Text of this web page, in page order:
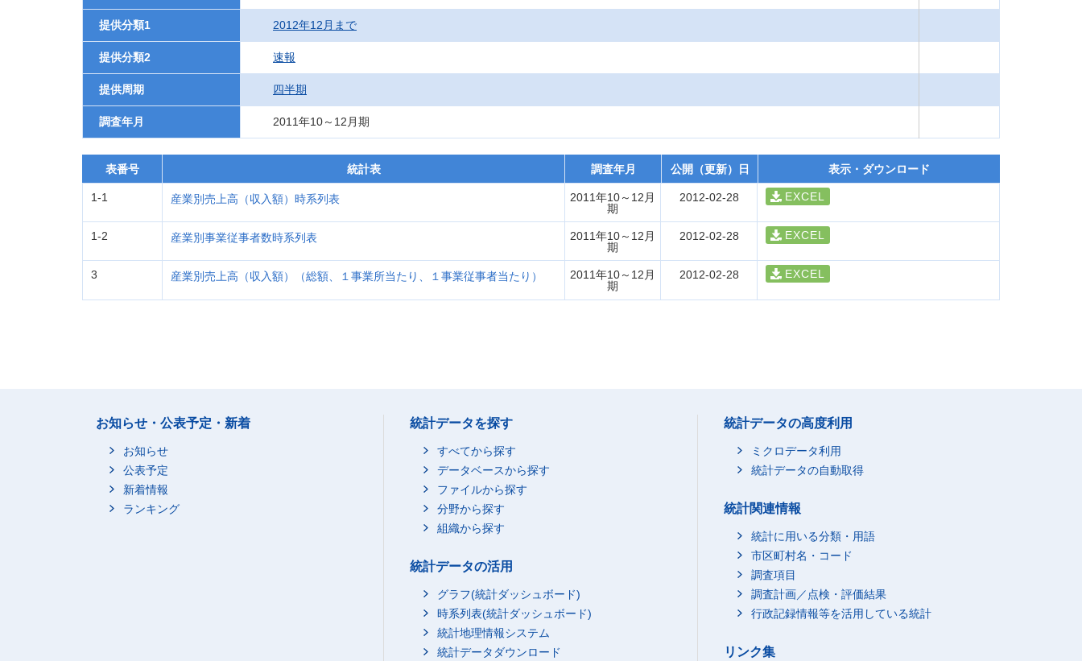
提供分類1 2012年12月まで
提供分類2 速報
提供周期 四半期
調査年月 2011年10～12月期
表番号 統計表 調査年月 公開（更新）日 表示・ダウンロード
1-1 産業別売上高（収入額）時系列表
2011年10～12月
期
2012-02-28 EXCEL
1-2 産業別事業従事者数時系列表
2011年10～12月
期
2012-02-28 EXCEL
3 産業別売上高（収入額）（総額、１事業所当たり、１事業従事者当たり）
2011年10～12月
期
2012-02-28 EXCEL
お知らせ・公表予定・新着
お知らせ
公表予定
新着情報
ランキング
統計データを探す
すべてから探す
データベースから探す
ファイルから探す
分野から探す
組織から探す
統計データの活用
グラフ(統計ダッシュボード)
時系列表(統計ダッシュボード)
統計地理情報システム
統計データダウンロード
統計データの高度利用
ミクロデータ利用
統計データの自動取得
統計関連情報
統計に用いる分類・用語
市区町村名・コード
調査項目
調査計画／点検・評価結果
行政記録情報等を活用している統計
リンク集